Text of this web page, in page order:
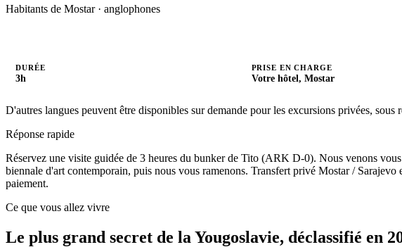
Habitants de Mostar · anglophones
DURÉE
3h
PRISE EN CHARGE
Votre hôtel, Mostar
D'autres langues peuvent être disponibles sur demande pour les excursions privées,
Réponse rapide
Réservez une visite guidée de 3 heures du bunker de Tito (ARK D-0). Nous venons
biennale d'art contemporain, puis nous vous ramenons. Transfert privé Mostar / Sarajevo
paiement.
Ce que vous allez vivre
Le plus grand secret de la Yougoslavie, déclassifié en